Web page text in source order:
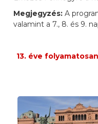
Megjegyzés: A
valamint a 7., 8. és 9.
13. éve